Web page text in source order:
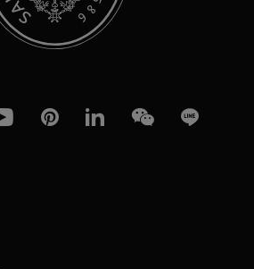
YouTubePinterestlinkedInWeChatLine